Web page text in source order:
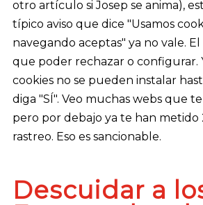
otro artículo si Josep se anima),
típico aviso que dice "Usamos
navegando aceptas" ya no vale.
que poder rechazar o configurar.
cookies no se pueden instalar
diga "SÍ". Veo muchas webs que
pero por debajo ya te han metido
rastreo. Eso es sancionable.
Descuidar a